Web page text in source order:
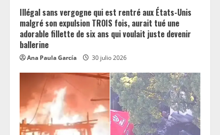
n
g
Illégal sans vergogne qui est rentré aux États-Unis
malgré son expulsion TROIS fois, aurait tué une
adorable fillette de six ans qui voulait juste devenir
ballerine
Ana Paula García 30 julio 2026